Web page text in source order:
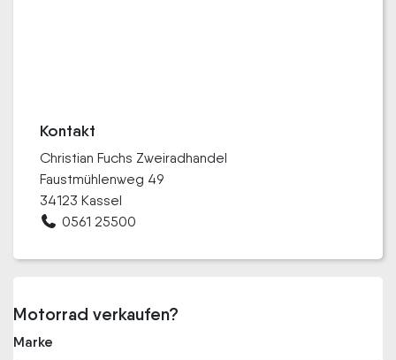
Kontakt
Christian Fuchs Zweiradhandel
Faustmühlenweg 49
34123 Kassel
0561 25500
Motorrad verkaufen?
Marke